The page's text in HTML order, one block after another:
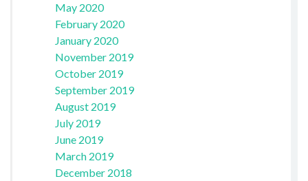
May 2020
February 2020
January 2020
November 2019
October 2019
September 2019
August 2019
July 2019
June 2019
March 2019
December 2018